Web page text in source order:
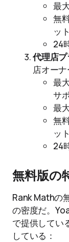
最
無
ッ
24
代理店プ
店オー
最
サ
最
無
ッ
24
無料版の
Rank Mathの
の密度だ。
で提供してい
している：